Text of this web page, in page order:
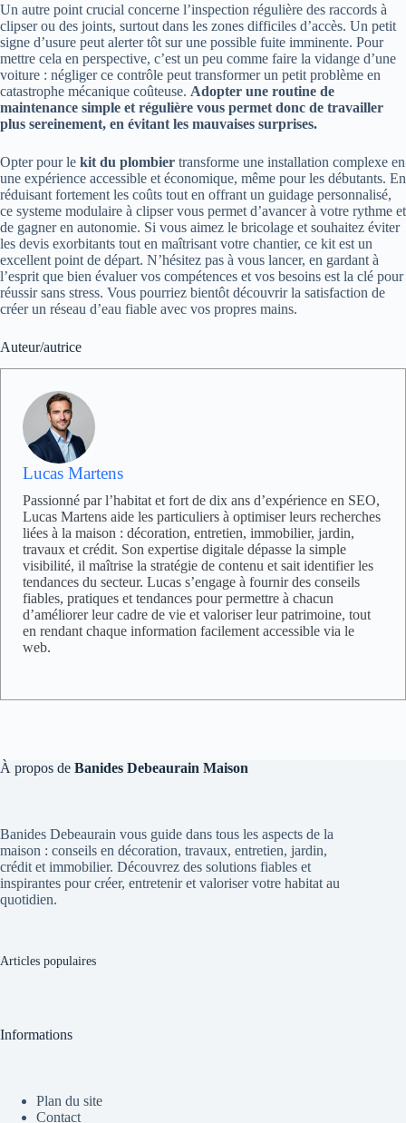
Un autre point crucial concerne l’inspection régulière des raccords à
clipser ou des joints, surtout dans les zones difficiles d’accès. Un petit
signe d’usure peut alerter tôt sur une possible fuite imminente. Pour
mettre cela en perspective, c’est un peu comme faire la vidange d’une
voiture : négliger ce contrôle peut transformer un petit problème en
catastrophe mécanique coûteuse. Adopter une routine de
maintenance simple et régulière vous permet donc de travailler
plus sereinement, en évitant les mauvaises surprises.
Opter pour le kit du plombier transforme une installation complexe en
une expérience accessible et économique, même pour les débutants. En
réduisant fortement les coûts tout en offrant un guidage personnalisé,
ce systeme modulaire à clipser vous permet d’avancer à votre rythme et
de gagner en autonomie. Si vous aimez le bricolage et souhaitez éviter
les devis exorbitants tout en maîtrisant votre chantier, ce kit est un
excellent point de départ. N’hésitez pas à vous lancer, en gardant à
l’esprit que bien évaluer vos compétences et vos besoins est la clé pour
réussir sans stress. Vous pourriez bientôt découvrir la satisfaction de
créer un réseau d’eau fiable avec vos propres mains.
Auteur/autrice
Lucas Martens
Passionné par l’habitat et fort de dix ans d’expérience en SEO,
Lucas Martens aide les particuliers à optimiser leurs recherches
liées à la maison : décoration, entretien, immobilier, jardin,
travaux et crédit. Son expertise digitale dépasse la simple
visibilité, il maîtrise la stratégie de contenu et sait identifier les
tendances du secteur. Lucas s’engage à fournir des conseils
fiables, pratiques et tendances pour permettre à chacun
d’améliorer leur cadre de vie et valoriser leur patrimoine, tout
en rendant chaque information facilement accessible via le
web.
À propos de Banides Debeaurain Maison
Banides Debeaurain vous guide dans tous les aspects de la
maison : conseils en décoration, travaux, entretien, jardin,
crédit et immobilier. Découvrez des solutions fiables et
inspirantes pour créer, entretenir et valoriser votre habitat au
quotidien.
Articles populaires
Informations
Plan du site
Contact